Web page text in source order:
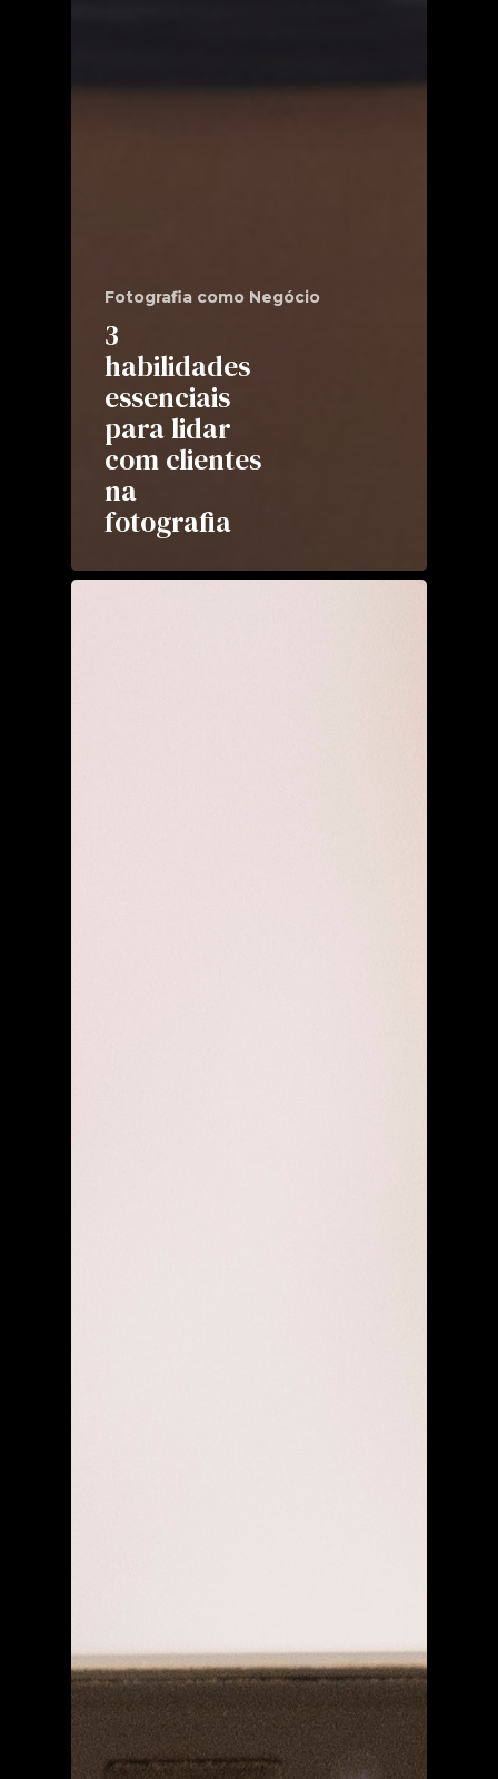
Fotografia como Negócio
3
habilidades
essenciais
para lidar
com clientes
na
fotografia